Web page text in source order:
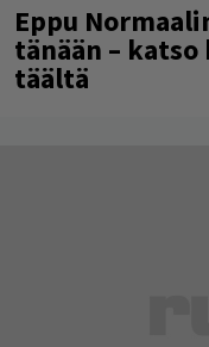
Eppu
tänään –
täältä